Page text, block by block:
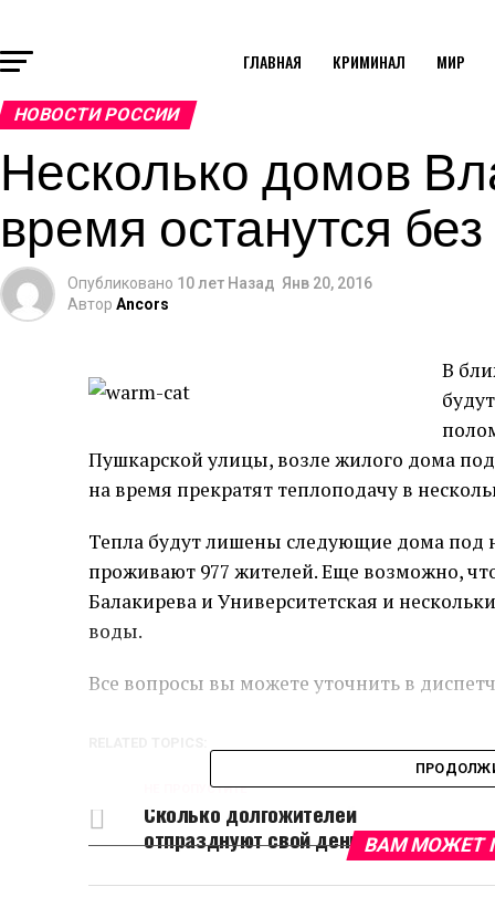
ГЛАВНАЯ КРИМИНАЛ МИР
НОВОСТИ РОССИИ
Несколько домов
время останутся
Опубликовано 10 лет Назад Янв 20, 2016
Автор Ancors
В
Пушкарской улицы, возле жилого дома
на время прекратят теплоподачу в
Тепла будут лишены следующие дома под
проживают 977 жителей. Еще возможно,
Балакирева и Университетская и
воды.
Все вопросы вы можете уточнить в
НЕ ПРОПУСТИТЕ
Сколько долгожителей
отпразднуют свой день в январе
ВАМ МОЖЕТ